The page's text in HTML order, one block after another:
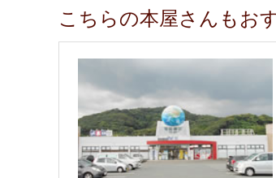
こちらの本屋さんもお